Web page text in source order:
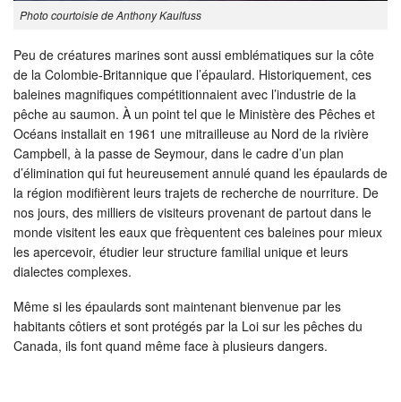
Photo courtoisie de Anthony Kaulfuss
Peu de créatures marines sont aussi emblématiques sur la côte
de la Colombie-Britannique que l’épaulard. Historiquement, ces
baleines magnifiques compétitionnaient avec l’industrie de la
pêche au saumon. À un point tel que le Ministère des Pêches et
Océans installait en 1961 une mitrailleuse au Nord de la rivière
Campbell, à la passe de Seymour, dans le cadre d’un plan
d’élimination qui fut heureusement annulé quand les épaulards de
la région modifièrent leurs trajets de recherche de nourriture. De
nos jours, des milliers de visiteurs provenant de partout dans le
monde visitent les eaux que frèquentent ces baleines pour mieux
les apercevoir, étudier leur structure familial unique et leurs
dialectes complexes.
Même si les épaulards sont maintenant bienvenue par les
habitants côtiers et sont protégés par la Loi sur les pêches du
Canada, ils font quand même face à plusieurs dangers.